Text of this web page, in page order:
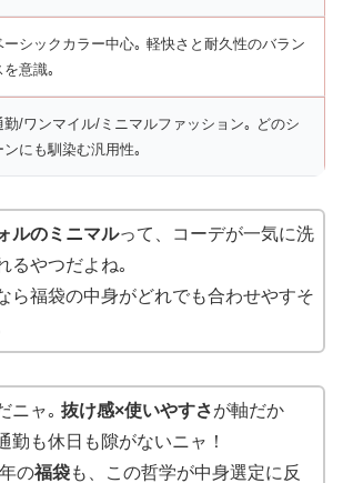
ーシックカラー中心｡ 軽快さと耐久性のバラン
を意識｡
勤/ワンマイル/ミニマルファッション｡ どのシ
ンにも馴染む汎用性｡
ルのミニマルって、コーデが一気に洗
るやつだよね｡
ら福袋の中身がどれでも合わせやすそ
ニャ｡ 抜け感×使いやすさが軸だか
勤も休日も隙がないニャ！
の福袋も、この哲学が中身選定に反